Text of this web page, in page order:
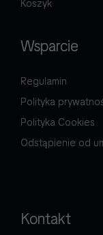
Koszyk
Wsparcie
Regulamin
Polityka
Polityka Cookies
Odstąpienie od
Kontakt